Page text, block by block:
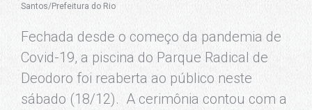
Santos/Prefeitura do Rio
Fechada desde o começo da pandemia de
Covid-19, a piscina do Parque Radical de
Deodoro foi reaberta ao público neste
sábado (18/12). A cerimônia contou com a